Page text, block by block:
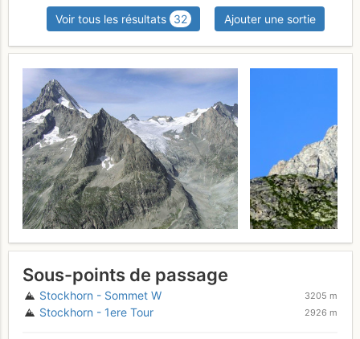
Voir tous les résultats 32 Ajouter une sortie
Sous-points de passage
Stockhorn - Sommet W 3205 m
Stockhorn - 1ere Tour 2926 m